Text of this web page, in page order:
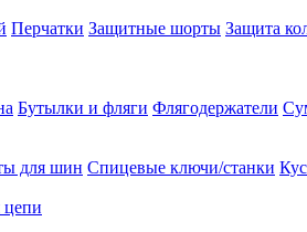
Перчатки Защитные шорты Защита
Бутылки и фляги Флягодержатели
для шин Спицевые ключи/станки
цепи